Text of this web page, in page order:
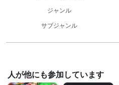
ジャンル
サブジャンル
人が他にも参加しています